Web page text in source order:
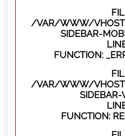
/VAR/WWW/
SIDEBAR-
FUNCTION:
/VAR/WWW/
SIDEBAR-
FUNCTION: